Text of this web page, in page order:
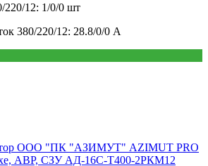
220/12: 1/0/0 шт
380/220/12: 28.8/0/0 А